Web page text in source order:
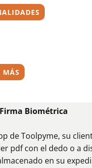
MÁS
Firma Biométrica
de Toolpyme, su
pdf con el dedo o a
en su